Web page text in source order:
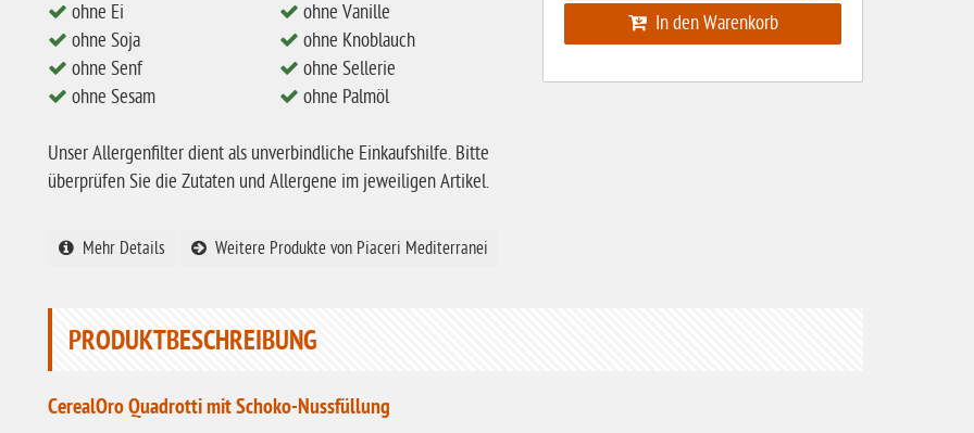
In den Warenkorb
ohne Ei
ohne Soja
ohne Senf
ohne Sesam
ohne Vanille
ohne Knoblauch
ohne Sellerie
ohne Palmöl
Unser Allergenfilter dient als unverbindliche Einkaufshilfe. Bitte
überprüfen Sie die Zutaten und Allergene im jeweiligen Artikel.
Mehr Details Weitere Produkte von Piaceri Mediterranei
PRODUKTBESCHREIBUNG
CerealOro Quadrotti mit Schoko-Nussfüllung